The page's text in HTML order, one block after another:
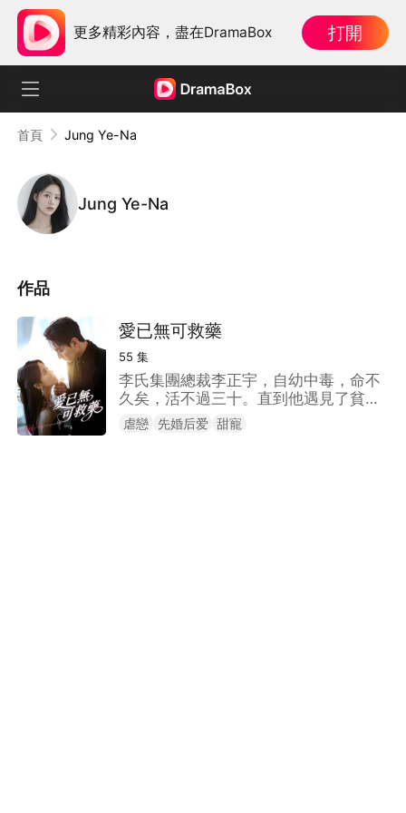
更多精彩內容，盡在DramaBox 打開
首頁 Jung Ye-Na
Jung Ye-Na
作品
愛已無可救藥
55 集
李氏集團總裁李正宇，自幼中毒，命不
久矣，活不過三十。直到他遇見了貧困
女大學生張雅琳——她竟是唯一的“解
藥”。命運的牽引，讓兩人閃婚。可李正
虐戀 先婚后爱 甜寵